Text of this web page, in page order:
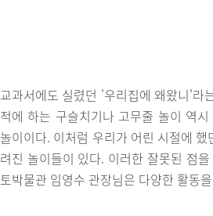
교과서에도 실렸던 '우리집에 왜왔니'라
적에 하는 구슬치기나 고무줄 놀이 역
놀이이다. 이처럼 우리가 어린 시절에
려진 놀이들이 있다. 이러한 잘못된 점
토박물관 임영수 관장님은 다양한 활동